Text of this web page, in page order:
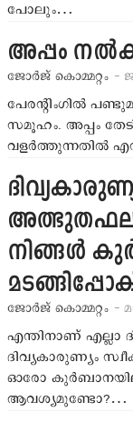
പോലും…
അപ്പം
ജോര്‍ജ് കൊമ്മറ്റം -
പേരന്‍റിംഗില്‍
സമൂഹം. അപ്പം
വളര്‍ത്തുന്നതില്‍
നിങ്ങള്‍
ജോര്‍ജ് കൊമ്മറ്റം -
എന്തിനാണ് എല്ലാ
ദിവ്യകാരുണ്യം
ഓരോ
ആവശ്യമുണ്ടോ?…